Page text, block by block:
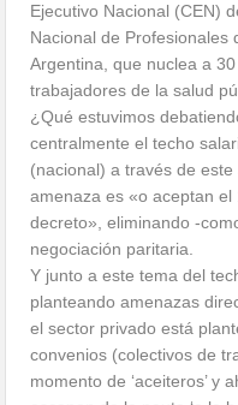
Ejecutivo Nacional (CEN)
Nacional de Profesionales
Argentina, que nuclea a
trabajadores de la salud
¿Qué estuvimos
centralmente el techo
(nacional) a través de
amenaza es «o aceptan
decreto», eliminando -
negociación paritaria.
Y junto a este tema del
planteando amenazas
el sector privado está
convenios (colectivos de
momento de ‘aceiteros’ y